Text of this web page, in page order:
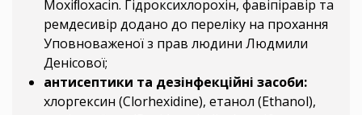
Moxiﬂoxacin. Гідроксихлорохін, фавіпіравір та
ремдесивір додано до переліку на прохання
Уповноваженої з прав людини Людмили
Денісової;
антисептики та дезінфекційні засоби:
хлоргексин (Clorhexidine), етанол (Ethanol),